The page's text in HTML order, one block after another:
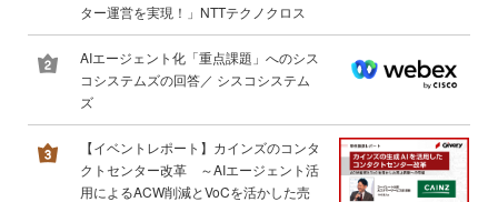
ター運営を実現！」NTTテクノクロス
AIエージェント化「重点課題」へのシス
コシステムズの回答／ シスコシステム
ズ
【イベントレポート】カインズのコンタ
クトセンター改革 ～AIエージェント活
用によるACW削減とVoCを活かした売